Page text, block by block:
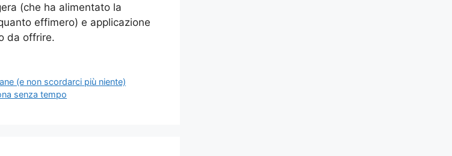
(che ha alimentato la
effimero) e applicazione
da offrire.
(e non scordarci più niente)
senza tempo